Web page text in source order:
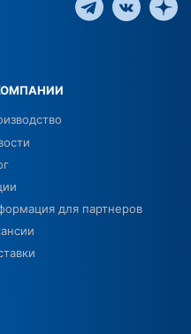
для партнеров